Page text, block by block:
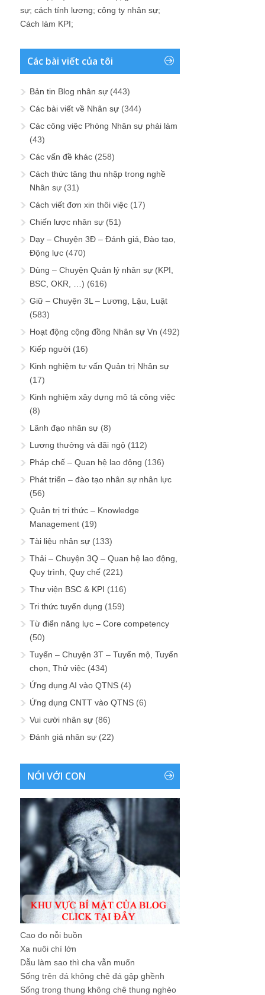
sự; cách tính lương; công ty nhân sự;
Cách làm KPI;
Các bài viết của tôi
Bản tin Blog nhân sự (443)
Các bài viết về Nhân sự (344)
Các công việc Phòng Nhân sự phải làm
(43)
Các vấn đề khác (258)
Cách thức tăng thu nhập trong nghề
Nhân sự (31)
Cách viết đơn xin thôi việc (17)
Chiến lược nhân sự (51)
Dạy – Chuyện 3Đ – Đánh giá, Đào tạo,
Động lực (470)
Dùng – Chuyện Quản lý nhân sự (KPI,
BSC, OKR, …) (616)
Giữ – Chuyện 3L – Lương, Lậu, Luật
(583)
Hoạt động cộng đồng Nhân sự Vn (492)
Kiếp người (16)
Kinh nghiệm tư vấn Quản trị Nhân sự
(17)
Kinh nghiệm xây dựng mô tả công việc
(8)
Lãnh đạo nhân sự (8)
Lương thưởng và đãi ngộ (112)
Pháp chế – Quan hệ lao động (136)
Phát triển – đào tạo nhân sự nhân lực
(56)
Quản trị tri thức – Knowledge
Management (19)
Tài liệu nhân sự (133)
Thải – Chuyện 3Q – Quan hệ lao động,
Quy trình, Quy chế (221)
Thư viện BSC & KPI (116)
Tri thức tuyển dụng (159)
Từ điển năng lực – Core competency
(50)
Tuyển – Chuyện 3T – Tuyển mộ, Tuyển
chọn, Thử việc (434)
Ứng dụng AI vào QTNS (4)
Ứng dụng CNTT vào QTNS (6)
Vui cười nhân sự (86)
Đánh giá nhân sự (22)
NÓI VỚI CON
Cao đo nỗi buồn
Xa nuôi chí lớn
Dẫu làm sao thì cha vẫn muốn
Sống trên đá không chê đá gập ghềnh
Sống trong thung không chê thung nghèo